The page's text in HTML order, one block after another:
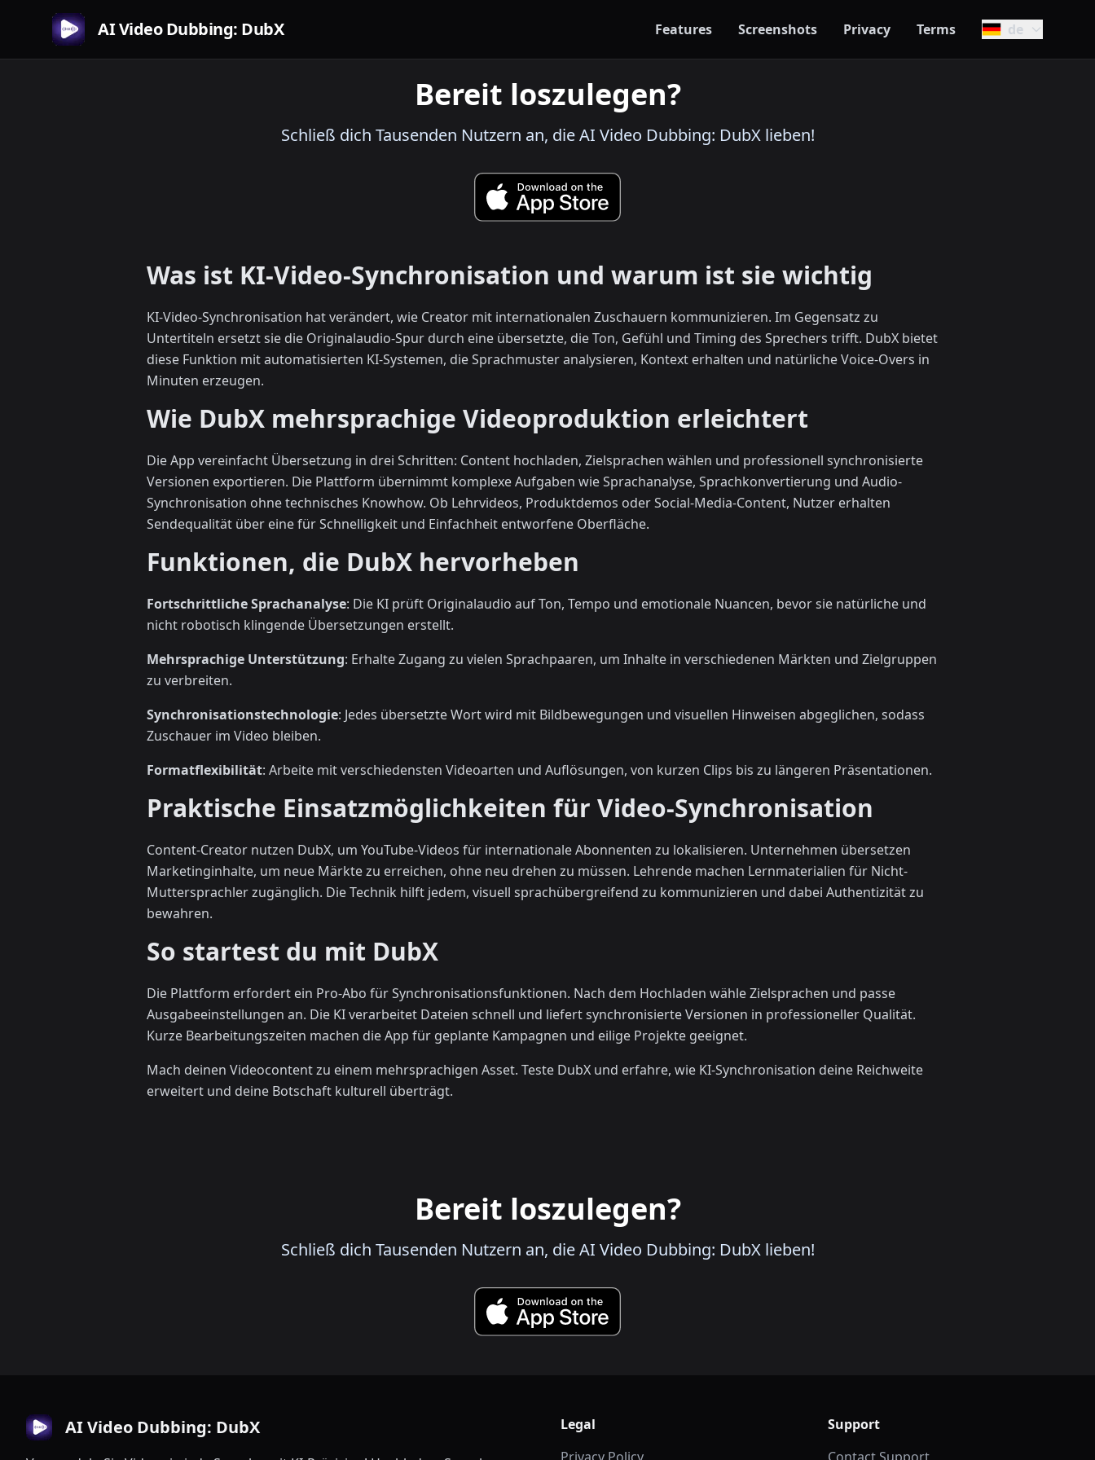
AI Video Dubbing: DubX Features Screenshots Privacy Terms de
Bereit loszulegen?
Schließ dich Tausenden Nutzern an, die AI Video Dubbing: DubX lieben!
Was ist KI-Video-Synchronisation und warum ist sie wichtig
KI-Video-Synchronisation hat verändert, wie Creator mit internationalen Zuschauern kommunizieren. Im Gegensatz zu
Untertiteln ersetzt sie die Originalaudio-Spur durch eine übersetzte, die Ton, Gefühl und Timing des Sprechers trifft. DubX bietet
diese Funktion mit automatisierten KI-Systemen, die Sprachmuster analysieren, Kontext erhalten und natürliche Voice-Overs in
Minuten erzeugen.
Wie DubX mehrsprachige Videoproduktion erleichtert
Die App vereinfacht Übersetzung in drei Schritten: Content hochladen, Zielsprachen wählen und professionell synchronisierte
Versionen exportieren. Die Plattform übernimmt komplexe Aufgaben wie Sprachanalyse, Sprachkonvertierung und Audio-
Synchronisation ohne technisches Knowhow. Ob Lehrvideos, Produktdemos oder Social-Media-Content, Nutzer erhalten
Sendequalität über eine für Schnelligkeit und Einfachheit entworfene Oberfläche.
Funktionen, die DubX hervorheben
Fortschrittliche Sprachanalyse: Die KI prüft Originalaudio auf Ton, Tempo und emotionale Nuancen, bevor sie natürliche und
nicht robotisch klingende Übersetzungen erstellt.
Mehrsprachige Unterstützung: Erhalte Zugang zu vielen Sprachpaaren, um Inhalte in verschiedenen Märkten und Zielgruppen
zu verbreiten.
Synchronisationstechnologie: Jedes übersetzte Wort wird mit Bildbewegungen und visuellen Hinweisen abgeglichen, sodass
Zuschauer im Video bleiben.
Formatflexibilität: Arbeite mit verschiedensten Videoarten und Auflösungen, von kurzen Clips bis zu längeren Präsentationen.
Praktische Einsatzmöglichkeiten für Video-Synchronisation
Content-Creator nutzen DubX, um YouTube-Videos für internationale Abonnenten zu lokalisieren. Unternehmen übersetzen
Marketinginhalte, um neue Märkte zu erreichen, ohne neu drehen zu müssen. Lehrende machen Lernmaterialien für Nicht-
Muttersprachler zugänglich. Die Technik hilft jedem, visuell sprachübergreifend zu kommunizieren und dabei Authentizität zu
bewahren.
So startest du mit DubX
Die Plattform erfordert ein Pro-Abo für Synchronisationsfunktionen. Nach dem Hochladen wähle Zielsprachen und passe
Ausgabeeinstellungen an. Die KI verarbeitet Dateien schnell und liefert synchronisierte Versionen in professioneller Qualität.
Kurze Bearbeitungszeiten machen die App für geplante Kampagnen und eilige Projekte geeignet.
Mach deinen Videocontent zu einem mehrsprachigen Asset. Teste DubX und erfahre, wie KI-Synchronisation deine Reichweite
erweitert und deine Botschaft kulturell überträgt.
Bereit loszulegen?
Schließ dich Tausenden Nutzern an, die AI Video Dubbing: DubX lieben!
AI Video Dubbing: DubX
Legal
Support